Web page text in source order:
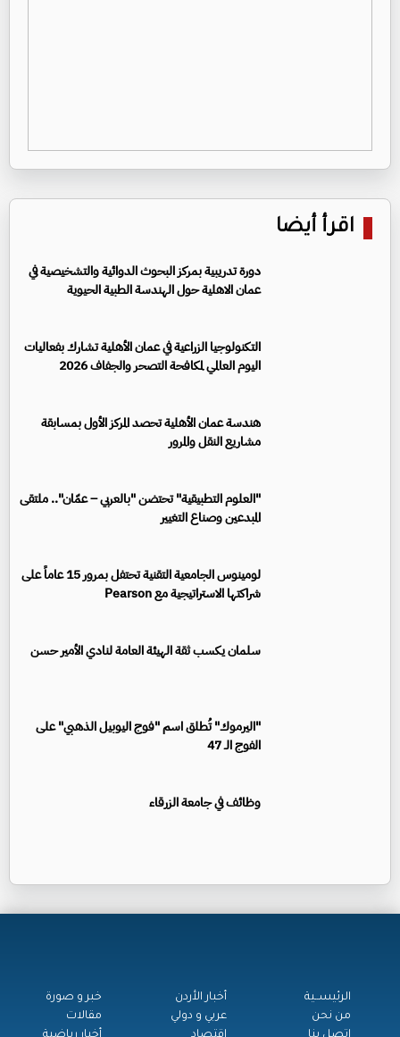
اقرأ أيضا
دورة تدريبية بمركز البحوث الدوائية والتشخيصية في
عمان الاهلية حول الهندسة الطبية الحيوية
التكنولوجيا الزراعية في عمان الأهلية تشارك بفعاليات
اليوم العالمي لمكافحة التصحر والجفاف 2026
هندسة عمان الأهلية تحصد المركز الأول بمسابقة
مشاريع النقل والمرور
"العلوم التطبيقية" تحتضن "بالعربي – عمّان".. ملتقى
المبدعين وصناع التغيير
لومينوس الجامعية التقنية تحتفل بمرور 15 عاماً على
شراكتها الاستراتيجية مع Pearson
سلمان يكسب ثقة الهيئة العامة لنادي الأمير حسن
"اليرموك" تُطلق اسم "فوج اليوبيل الذهبي" على
الفوج الـ 47
وظائف في جامعة الزرقاء
الرئيســية
من نحن
أخبار الأردن
عربي و دولي
خبر و صورة
مقالات